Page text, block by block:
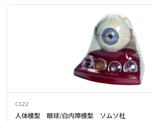
CS22
人体模型 眼球/白内障模型 ソムソ社